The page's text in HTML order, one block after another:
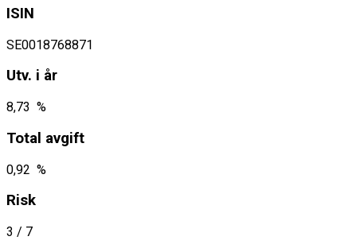
ISIN
SE0018768871
Utv. i år
8,73 %
Total avgift
0,92 %
Risk
3 / 7